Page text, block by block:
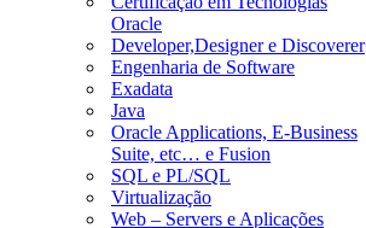
Oracle
Developer,Designer e Discoverer
Engenharia de Software
Exadata
Java
Oracle Applications, E-Business
Suite, etc… e Fusion
SQL e PL/SQL
Virtualização
Web – Servers e Aplicações